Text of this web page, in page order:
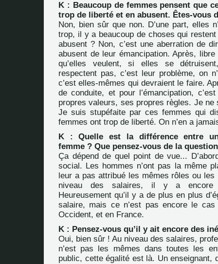
K : Beaucoup de femmes pensent que
trop de liberté et en abusent. Êtes-vous
Non, bien sûr que non. D’une part, elles
trop, il y a beaucoup de choses qui
abusent ? Non, c’est une aberration de
abusent de leur émancipation. Après,
qu’elles veulent, si elles se
respectent pas, c’est leur problème, on
c’est elles-mêmes qui devraient le faire.
de conduite, et pour l’émancipation,
propres valeurs, ses propres règles. Je ne
Je suis stupéfaite par ces femmes qui
femmes ont trop de liberté. On n’en a
K : Quelle est la différence entre
femme ? Que pensez-vous de la
Ça dépend de quel point de vue...
social. Les hommes n’ont pas la même
leur a pas attribué les mêmes rôles ou les
niveau des salaires, il y a encore
Heureusement qu’il y a de plus en plus
salaire, mais ce n’est pas encore le cas
Occident, et en France.
K : Pensez-vous qu’il y ait encore des
Oui, bien sûr ! Au niveau des salaires,
n’est pas les mêmes dans toutes les
public, cette égalité est là. Un enseignant,